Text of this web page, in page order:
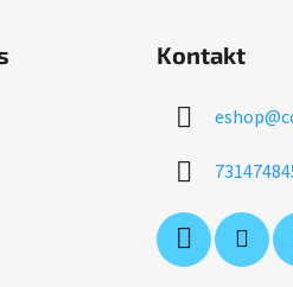
Kontakt
eshop@